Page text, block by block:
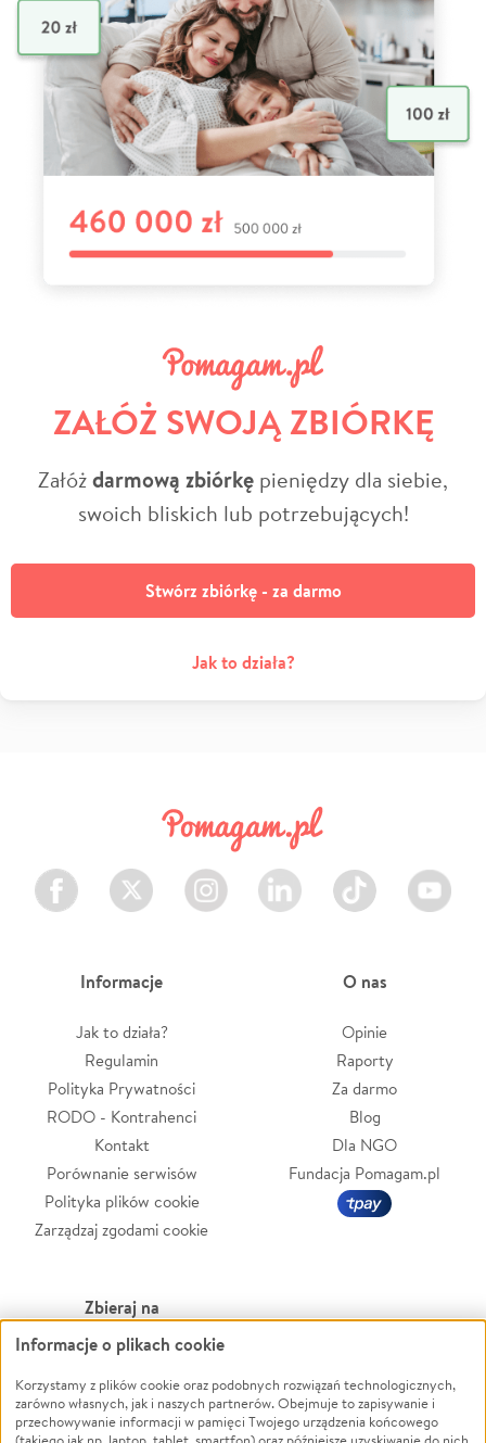
ZAŁÓŻ SWOJĄ ZBIÓRKĘ
Załóżdarmową zbiórkę pieniędzy dla siebie,
swoich bliskich lub potrzebujących!
Stwórz zbiórkę - za darmo
Jak to działa?
Facebook Twitter Instagram LinkedIn TikTok Youtube
Informacje
Jak to działa?
Regulamin
Polityka Prywatności
RODO - Kontrahenci
Kontakt
Porównanie serwisów
Polityka plików cookie
Zarządzaj zgodami cookie
O nas
Opinie
Raporty
Za darmo
Blog
Dla NGO
Fundacja Pomagam.pl
Zbieraj na
Leczenie
Zwierzęta
Pożar
Powódź
Wichura
Informacje o plikach cookie
Korzystamy z plików cookie oraz podobnych rozwiązań technologicznych,
zarówno własnych, jak i naszych partnerów. Obejmuje to zapisywanie i
przechowywanie informacji w pamięci Twojego urządzenia końcowego